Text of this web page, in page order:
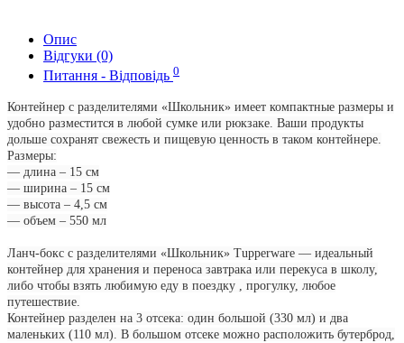
Опис
Відгуки (0)
Питання - Відповідь 0
Контейнер с разделителями «Школьник» имеет компактные размеры и
удобно разместится в любой сумке или рюкзаке. Ваши продукты
дольше сохранят свежесть и пищевую ценность в таком контейнере.
Размеры:
— длина – 15 см
— ширина – 15 см
— высота – 4,5 см
— объем – 550 мл
Ланч-бокс с разделителями «Школьник» Tupperware — идеальный
контейнер для хранения и переноса завтрака или перекуса в школу,
либо чтобы взять любимую еду в поездку , прогулку, любое
путешествие.
Контейнер разделен на 3 отсека: один большой (330 мл) и два
маленьких (110 мл). В большом отсеке можно расположить бутерброд,